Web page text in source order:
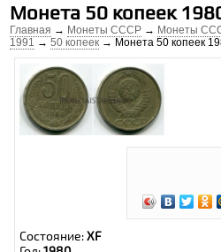
Монета 50 копеек
Главная → Монеты СССР → Монеты
1991 →50 копеек → Монета 50 копеек
Состояние:XF